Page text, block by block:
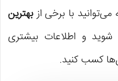
با برخی ازبهترین
شوید و اطلاعات بیشتری
کسب کنید.